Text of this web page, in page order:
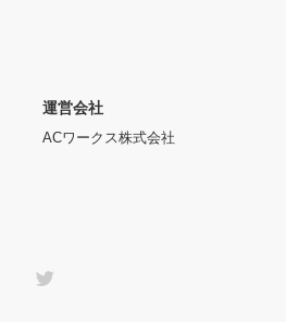
運営会社
ACワークス株式会社